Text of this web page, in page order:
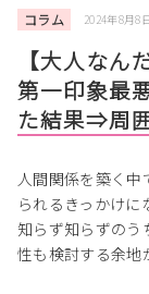
コラム 2024年8月8
【大人なん
第一印象最
た結果⇒周
人間関係を築く
られるきっかけに
知らず知らずのう
性も検討する余地